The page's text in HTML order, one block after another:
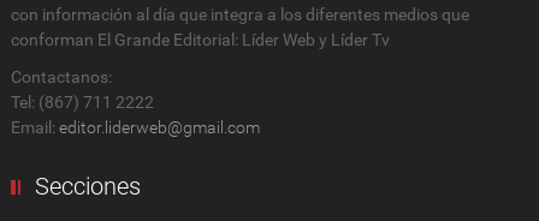
con información al día que integra a los diferentes medios que
conforman El Grande Editorial: Líder Web y Líder Tv
Contactanos:
Tel: (867) 711 2222
Email: editor.liderweb@gmail.com
Secciones